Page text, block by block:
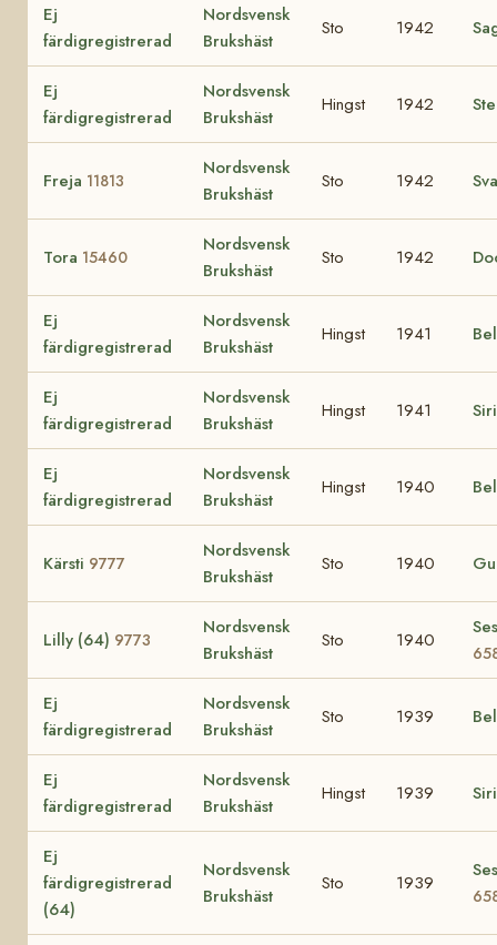
Ej
färdigregistrerad
Nordsvensk
Brukshäst
Sto 1942
Ej
färdigregistrerad
Nordsvensk
Brukshäst
Hingst 1942
Freja 11813
Nordsvensk
Brukshäst
Sto 1942
Tora 15460
Nordsvensk
Brukshäst
Sto 1942
Ej
färdigregistrerad
Nordsvensk
Brukshäst
Hingst 1941
Ej
färdigregistrerad
Nordsvensk
Brukshäst
Hingst 1941
Ej
färdigregistrerad
Nordsvensk
Brukshäst
Hingst 1940
Kärsti 9777
Nordsvensk
Brukshäst
Sto 1940
Lilly (64) 9773
Nordsvensk
Brukshäst
Sto 1940
Ej
färdigregistrerad
Nordsvensk
Brukshäst
Sto 1939
Ej
färdigregistrerad
Nordsvensk
Brukshäst
Hingst 1939
Ej
färdigregistrerad
(64)
Nordsvensk
Brukshäst
Sto 1939